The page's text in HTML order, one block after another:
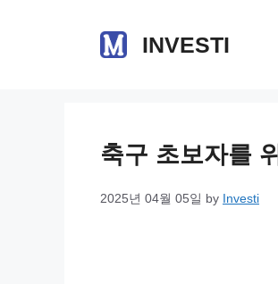
INVESTI
축구 초보자를
2025년 04월 05일 by Investi